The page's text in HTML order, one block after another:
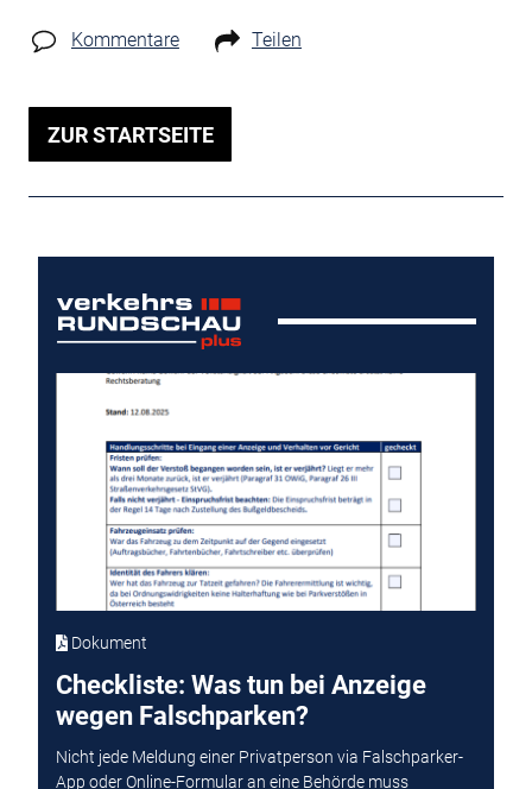
Kommentare Teilen
ZUR STARTSEITE
Dokument
Checkliste: Was tun bei Anzeige
wegen Falschparken?
Nicht jede Meldung einer Privatperson via Falschparker-
App oder Online-Formular an eine Behörde muss